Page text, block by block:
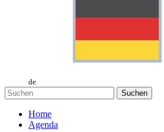
de
Suchen
Home
Agenda